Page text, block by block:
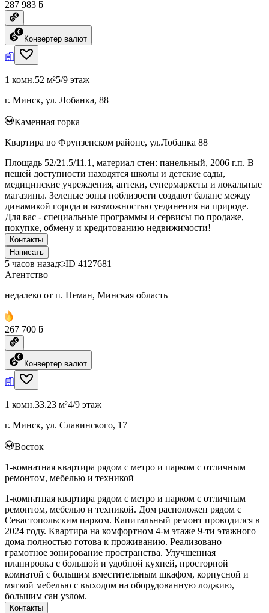
287 983 ƃ
Конвертер валют
1 комн.52 м²5/9 этаж
г. Минск, ул. Лобанка, 88
Каменная горка
Квартира во Фрунзенском районе, ул.Лобанка 88
Площадь 52/21.5/11.1, материал стен: панельный, 2006 г.п. В
пешей доступности находятся школы и детские сады,
медицинские учреждения, аптеки, супермаркеты и локальные
магазины. Зеленые зоны поблизости создают баланс между
динамикой города и возможностью уединения на природе.
Для вас - специальные программы и сервисы по продаже,
покупке, обмену и кредитованию недвижимости!
Контакты
Написать
5 часов назад ID 4127681
Агентство
недалеко от п. Неман, Минская область
267 700 ƃ
Конвертер валют
1 комн.33.23 м²4/9 этаж
г. Минск, ул. Славинского, 17
Восток
1-комнатная квартира рядом с метро и парком с отличным
ремонтом, мебелью и техникой
1-комнатная квартира рядом с метро и парком с отличным
ремонтом, мебелью и техникой. Дом расположен рядом с
Севастопольским парком. Капитальный ремонт проводился в
2024 году. Квартира на комфортном 4-м этаже 9-ти этажного
дома полностью готова к проживанию. Реализовано
грамотное зонирование пространства. Улучшенная
планировка с большой и удобной кухней, просторной
комнатой с большим вместительным шкафом, корпусной и
мягкой мебелью с выходом на оборудованную лоджию,
большим сан узлом.
Контакты